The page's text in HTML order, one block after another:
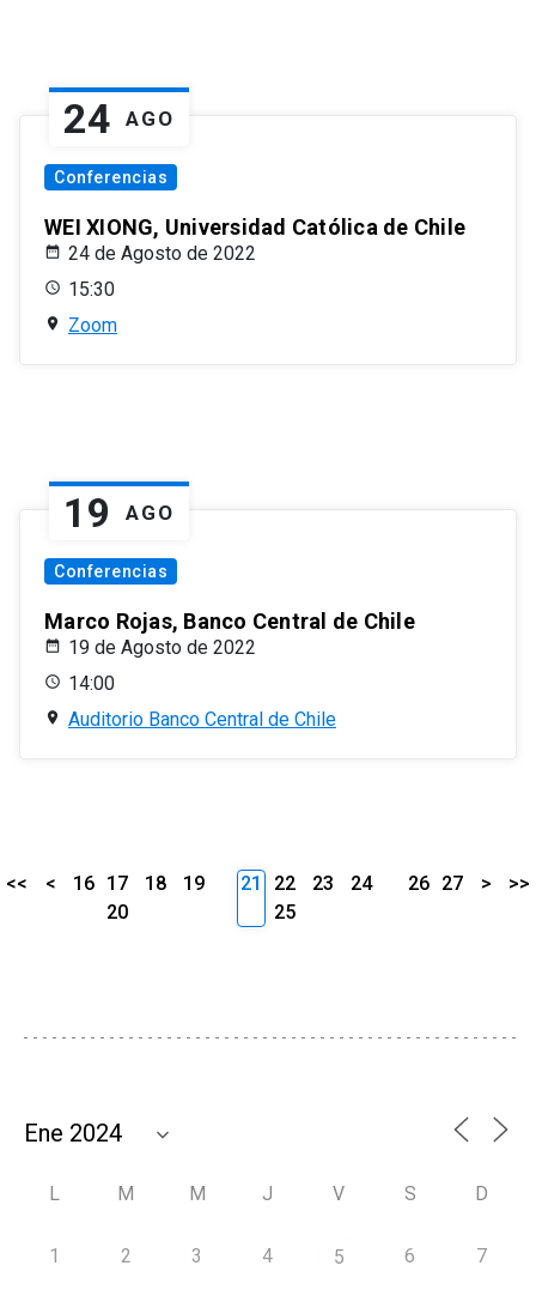
24 AGO
Conferencias
WEI XIONG, Universidad Católica de Chile
24 de Agosto de 2022
15:30
Zoom
19 AGO
Conferencias
Marco Rojas, Banco Central de Chile
19 de Agosto de 2022
14:00
Auditorio Banco Central de Chile
<< < 16 17 18
19
20
21 22 23
24
25
26 27 > >>
L M M J V S D
1 2 3 4 5 6 7